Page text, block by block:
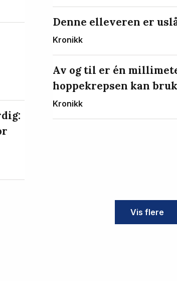
Denne elleveren er
Kronikk
Av og til er én
hoppekrepsen kan
Kronikk
Vis flere